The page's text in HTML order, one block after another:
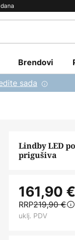
Brendovi
sada
Lindby LED
prigušiva
161,90 €
RRP219,90 €
uklj. PDV